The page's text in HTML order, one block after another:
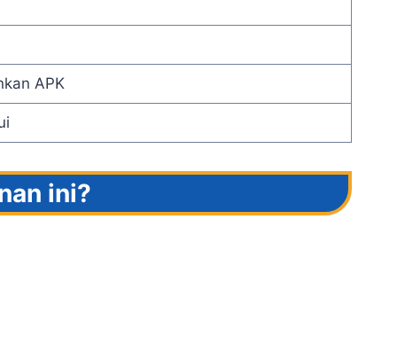
APK
ini?